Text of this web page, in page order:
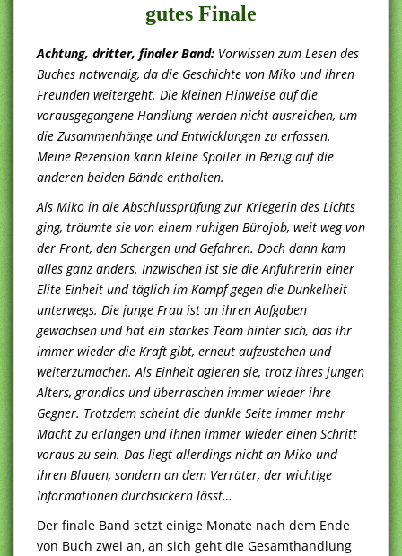
gutes Finale
Achtung, dritter, finaler Band: Vorwissen zum Lesen des
Buches notwendig, da die Geschichte von Miko und ihren
Freunden weitergeht. Die kleinen Hinweise auf die
vorausgegangene Handlung werden nicht ausreichen, um
die Zusammenhänge und Entwicklungen zu erfassen.
Meine Rezension kann kleine Spoiler in Bezug auf die
anderen beiden Bände enthalten.
Als Miko in die Abschlussprüfung zur Kriegerin des Lichts
ging, träumte sie von einem ruhigen Bürojob, weit weg von
der Front, den Schergen und Gefahren. Doch dann kam
alles ganz anders. Inzwischen ist sie die Anführerin einer
Elite-Einheit und täglich im Kampf gegen die Dunkelheit
unterwegs. Die junge Frau ist an ihren Aufgaben
gewachsen und hat ein starkes Team hinter sich, das ihr
immer wieder die Kraft gibt, erneut aufzustehen und
weiterzumachen. Als Einheit agieren sie, trotz ihres jungen
Alters, grandios und überraschen immer wieder ihre
Gegner. Trotzdem scheint die dunkle Seite immer mehr
Macht zu erlangen und ihnen immer wieder einen Schritt
voraus zu sein. Das liegt allerdings nicht an Miko und
ihren Blauen, sondern an dem Verräter, der wichtige
Informationen durchsickern lässt…
Der finale Band setzt einige Monate nach dem Ende
von Buch zwei an, an sich geht die Gesamthandlung